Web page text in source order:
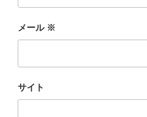
メール ※
サイト